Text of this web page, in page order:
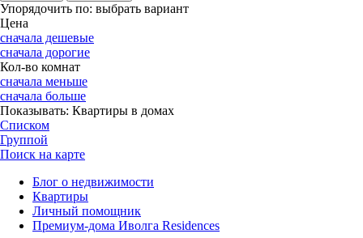
Упорядочить по: выбрать вариант
Цена
сначала дешевые
сначала дорогие
Кол-во комнат
сначала меньше
сначала больше
Показывать: Квартиры в домах
Списком
Группой
Поиск на карте
Блог о недвижимости
Квартиры
Личный помощник
Премиум-дома Иволга Residences